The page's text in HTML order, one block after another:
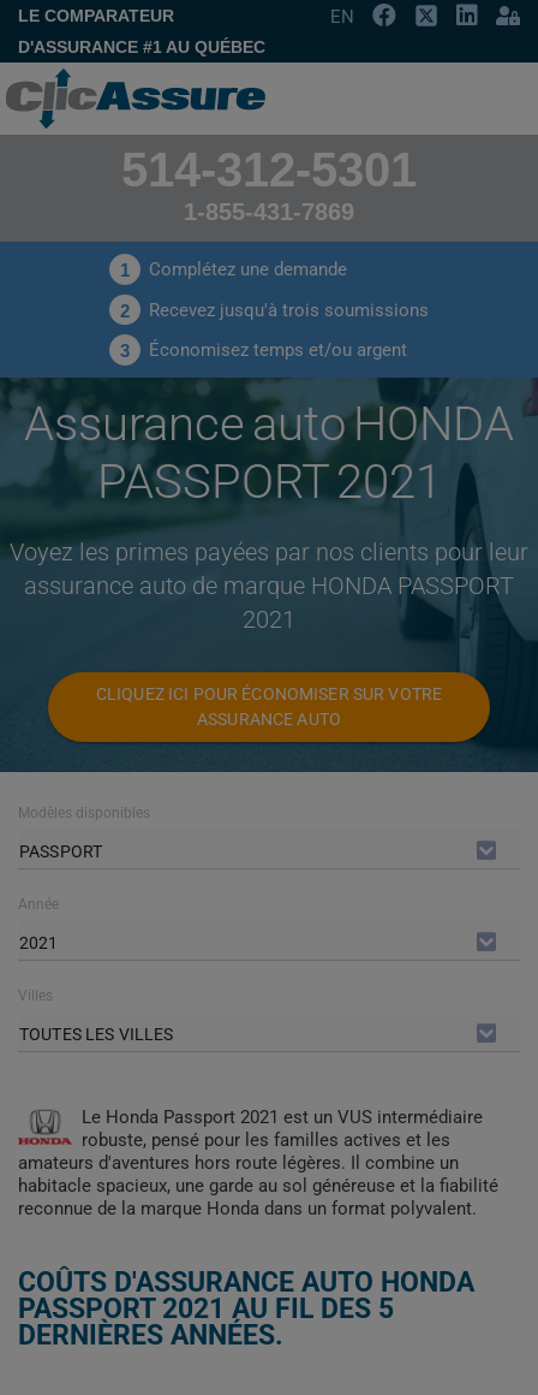
LE COMPARATEUR
D'ASSURANCE #1 AU QUÉBEC
EN
514-312-5301
1-855-431-7869
1 Complétez une demande
2 Recevez jusqu'à trois soumissions
3 Économisez temps et/ou argent
Assurance auto HONDA
PASSPORT 2021
Voyez les primes payées par nos clients pour leur
assurance auto de marque HONDA PASSPORT
2021
CLIQUEZ ICI POUR ÉCONOMISER SUR VOTRE
ASSURANCE AUTO
Modèles disponibles
PASSPORT
Année
2021
Villes
TOUTES LES VILLES
Le Honda Passport 2021 est un VUS intermédiaire
robuste, pensé pour les familles actives et les
amateurs d'aventures hors route légères. Il combine un
habitacle spacieux, une garde au sol généreuse et la fiabilité
reconnue de la marque Honda dans un format polyvalent.
COÛTS D'ASSURANCE AUTO HONDA
PASSPORT 2021 AU FIL DES 5
DERNIÈRES ANNÉES.